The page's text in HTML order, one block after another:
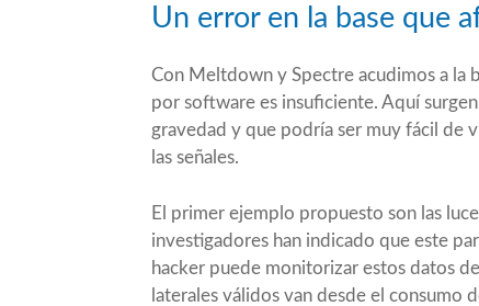
Un error en la base que
Con Meltdown y Spectre acudimos a la
por software es insuficiente. Aquí
gravedad y que podría ser muy fácil de
las señales.
El primer ejemplo propuesto son las
investigadores han indicado que este
hacker puede monitorizar estos datos
laterales válidos van desde el consumo